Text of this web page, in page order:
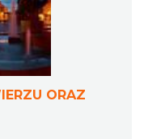
ORAZ